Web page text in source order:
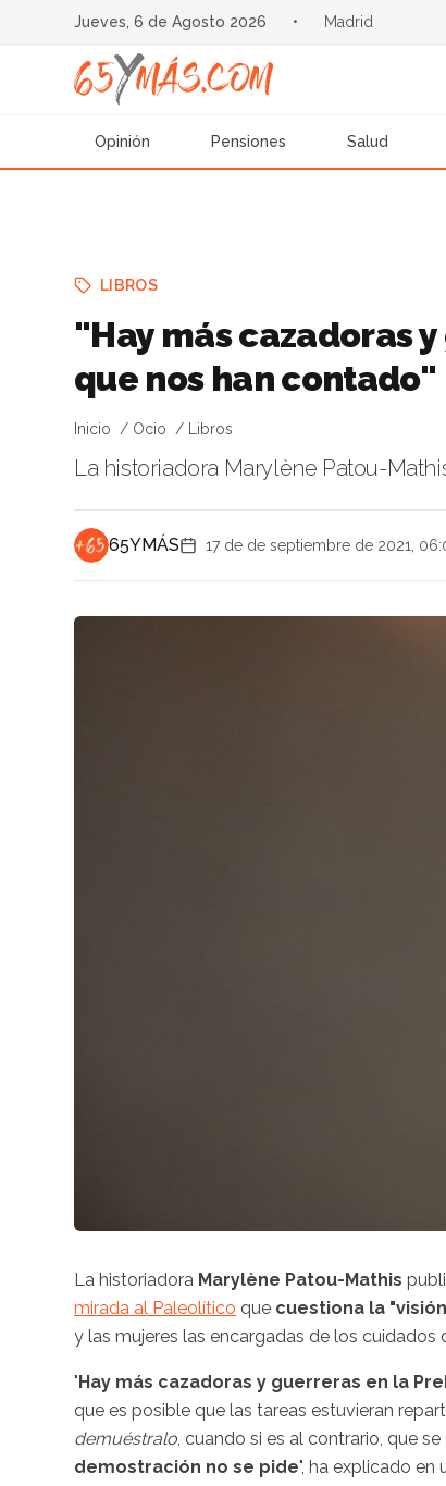
Jueves, 6 de Agosto 2026 • Madrid
Opinión Pensiones Salud
LIBROS
"Hay más cazadoras
que nos han contado"
Inicio Ocio Libros
La historiadora Marylène Patou-
65YMÁS 17 de de septiembre de 2021,
La historiadora Marylène Patou-Mathis
mirada al Paleolítico que cuestiona la
y las mujeres las encargadas de los cuidados
"Hay más cazadoras y guerreras en la
que es posible que las tareas estuvieran
demuéstralo , cuando si es al contrario, que
demostración no se pide", ha explicado en